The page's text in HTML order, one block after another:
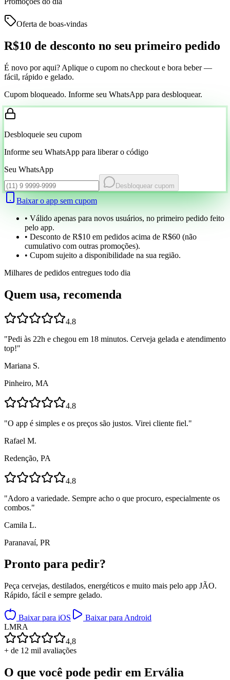
Oferta de boas-vindas
R$10 de desconto no seu primeiro pedido
É novo por aqui? Aplique o cupom no checkout e bora beber —
fácil, rápido e gelado.
Cupom bloqueado. Informe seu WhatsApp para desbloquear.
Desbloqueie seu cupom
Informe seu WhatsApp para liberar o código
Seu WhatsApp
Desbloquear cupom
Baixar o app sem cupom
• Válido apenas para novos usuários, no primeiro pedido feito
pelo app.
• Desconto de R$10 em pedidos acima de R$60 (não
cumulativo com outras promoções).
• Cupom sujeito a disponibilidade na sua região.
Milhares de pedidos entregues todo dia
Quem usa, recomenda
4.8
"Pedi às 22h e chegou em 18 minutos. Cerveja gelada e atendimento
top!"
Mariana S.
Pinheiro, MA
4.8
"O app é simples e os preços são justos. Virei cliente fiel."
Rafael M.
Redenção, PA
4.8
"Adoro a variedade. Sempre acho o que procuro, especialmente os
combos."
Camila L.
Paranavaí, PR
Pronto para pedir?
Peça cervejas, destilados, energéticos e muito mais pelo app JÃO.
Rápido, fácil e sempre gelado.
Baixar para iOS
Baixar para Android
LMRA
4,8
+ de 12 mil avaliações
O que você pode pedir em Ervália